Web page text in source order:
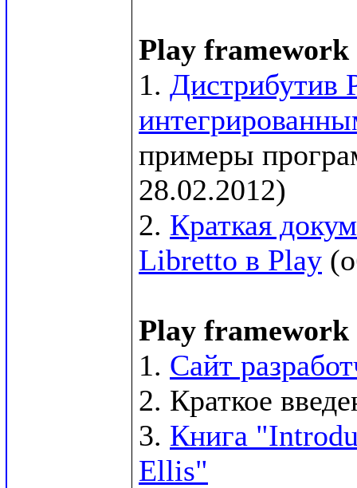
Play
1. Дистрибутив
примеры
28.02.2012)
2. Краткая
Libretto в Play
Play framework
1. Сайт
2. Краткое
3. Книга
Ellis"